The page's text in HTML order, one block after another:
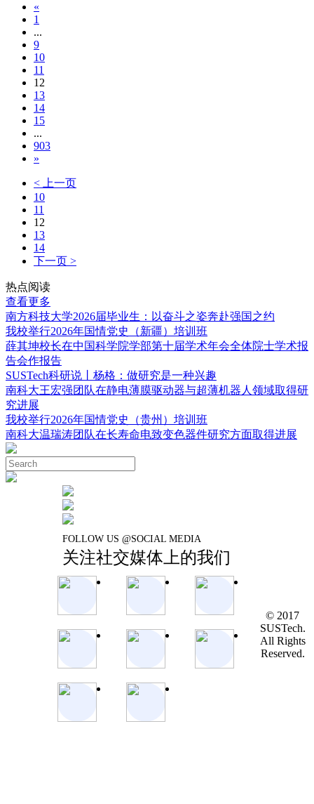
«
1
...
9
10
11
12
13
14
15
...
903
»
< 上一页
10
11
12
13
14
下一页 >
热点阅读
查看更多
南方科技大学2026届毕业生：以奋斗之姿奔赴强国之约
我校举行2026年国情党史（新疆）培训班
薛其坤校长在中国科学院学部第十届学术年会全体院士学术报
告会作报告
SUSTech科研说丨杨格：做研究是一种兴趣
南科大王宏强团队在静电薄膜驱动器与超薄机器人领域取得研
究进展
我校举行2026年国情党史（贵州）培训班
南科大温瑞涛团队在长寿命电致变色器件研究方面取得进展
FOLLOW US @SOCIAL MEDIA
关注社交媒体上的我们
© 2017
SUSTech.
All Rights
Reserved.